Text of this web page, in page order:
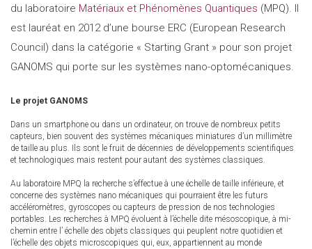
du laboratoire Matériaux et Phénomènes Quantiques (MPQ). Il
est lauréat en 2012 d’une bourse ERC (European Research
Council) dans la catégorie « Starting Grant » pour son projet
GANOMS qui porte sur les systèmes nano-optomécaniques.
Le projet GANOMS
Dans un smartphone ou dans un ordinateur, on trouve de nombreux petits
capteurs, bien souvent des systèmes mécaniques miniatures d’un millimètre
de taille au plus. Ils sont le fruit de décennies de développements scientifiques
et technologiques mais restent pour autant des systèmes classiques.
Au laboratoire MPQ la recherche s’effectue à une échelle de taille inférieure, et
concerne des systèmes nano mécaniques qui pourraient être les futurs
accéléromètres, gyroscopes ou capteurs de pression de nos technologies
portables. Les recherches à MPQ évoluent à l’échelle dite mésoscopique, à mi-
chemin entre l’ échelle des objets classiques qui peuplent notre quotidien et
l’échelle des objets microscopiques qui, eux, appartiennent au monde